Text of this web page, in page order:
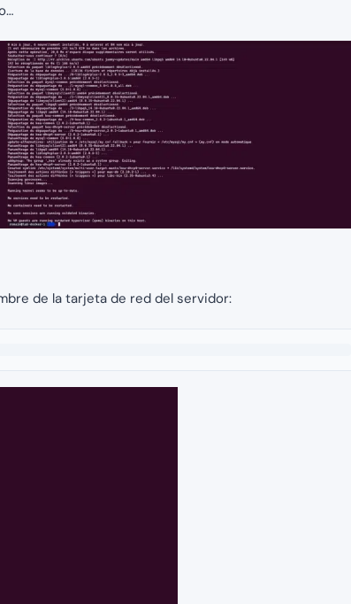
de la tarjeta de red del servidor: